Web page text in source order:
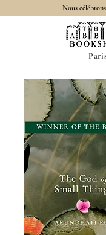
Nous
Paris